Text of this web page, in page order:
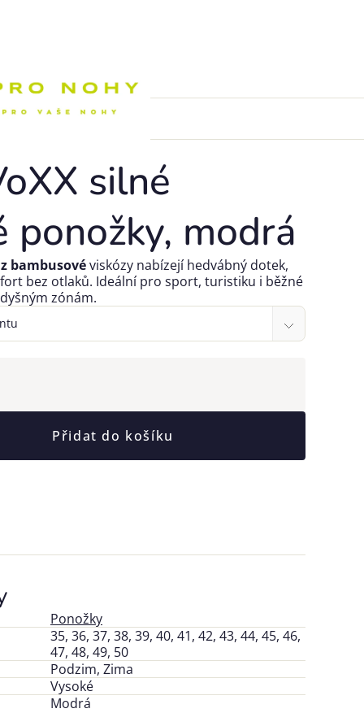
silné
ponožky, modrá
Přidat do košíku
z bambusovéviskózy nabízejíhedvábný dotek,
bez otlaků. Ideální pro sport, turistiku i běžné
zónám.
Ponožky
35, 36, 37, 38, 39, 40, 41, 42, 43, 44, 45, 46,
47, 48, 49, 50
Podzim, Zima
Vysoké
Modrá